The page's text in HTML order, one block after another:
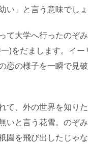
い」と言う意味でし
て大学へ行ったのぞ
)をだまします。イ
恋の様子を一瞬で見
て、外の世界を知り
いと言う花雪。のぞみ
園を飛び出したじゃ